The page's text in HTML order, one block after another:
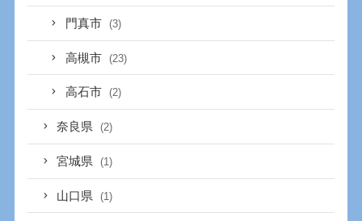
門真市 (3)
高槻市 (23)
高石市 (2)
奈良県 (2)
宮城県 (1)
山口県 (1)